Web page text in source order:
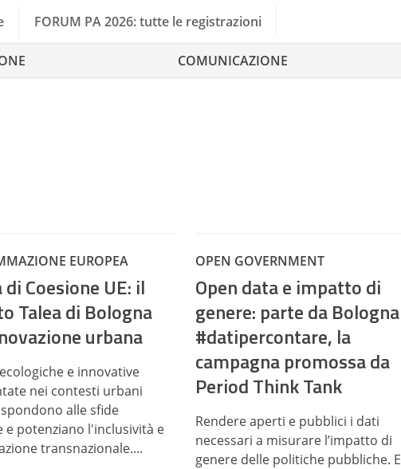
FORUM PA 2026: tutte le registrazioni
COMUNICAZIONE
EUROPEA
Coesione UE: il
Talea di Bologna
urbana
e innovative
nei contesti urbani
alle sfide
e potenziano l'inclusività e
transnazionale....
OPEN GOVERNMENT
Open data e impatto di
genere: parte da Bologna
#datipercontare, la
campagna promossa da
Period Think Tank
Rendere aperti e pubblici i dati
necessari a misurare l’impatto di
genere delle politiche pubbliche. E